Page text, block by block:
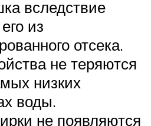
вследствие
из
отсека.
не теряются
низких
воды.
не появляются